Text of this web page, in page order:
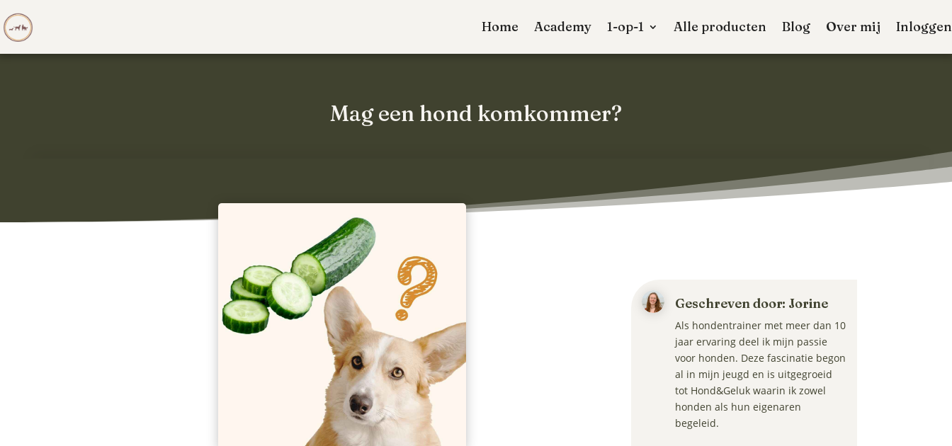
Home Academy 1-op-1 Alle producten Blog Over mij Inloggen
Mag een hond komkommer?
Geschreven door: Jorine
Als hondentrainer met meer dan 10
jaar ervaring deel ik mijn passie
voor honden. Deze fascinatie begon
al in mijn jeugd en is uitgegroeid
tot Hond&Geluk waarin ik zowel
honden als hun eigenaren
begeleid.